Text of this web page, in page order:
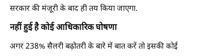
सरकार की मंजूरी के बाद ही तय किया जाएगा.
नहीं हुई है कोई आधिकारिक घोषणा
अगर 238% सैलरी बढ़ोतरी के बारे में बात करें तो इसकी कोई